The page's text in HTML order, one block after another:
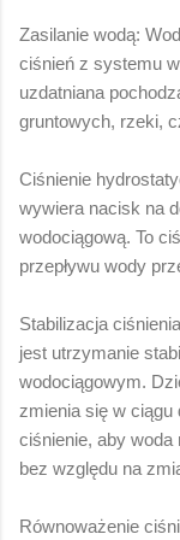
Zasilanie wodą:
ciśnień z systemu
uzdatniana
gruntowych, rzeki,
Ciśnienie
wywiera nacisk na
wodociągową. To
przepływu wody
Stabilizacja
jest utrzymanie
wodociągowym.
zmienia się w ciągu
ciśnienie, aby woda
bez względu na
Równoważenie